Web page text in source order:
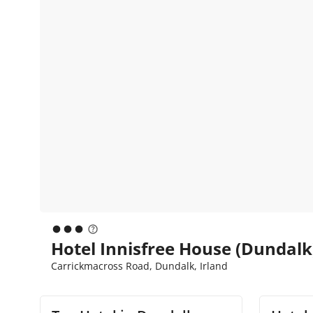
Hotel Innisfree House
Carrickmacross Road, Dundalk, Irland